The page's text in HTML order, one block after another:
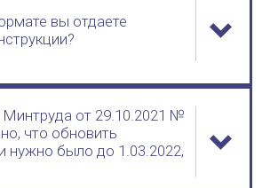
вы отдаете
Минтруда от 29.10.2021 №
что обновить
нужно было до 1.03.2022,